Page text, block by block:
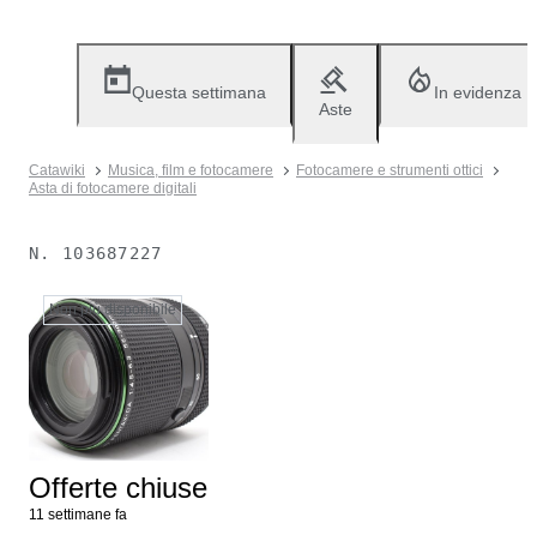
Questa settimana
Aste
In evidenza
Catawiki Musica, film e fotocamere
Fotocamere e strumenti ottici
Asta di fotocamere digitali
N. 103687227
Non più disponibile
Offerte chiuse
11 settimane fa